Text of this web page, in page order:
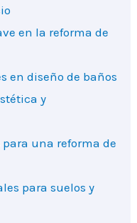
en la reforma de
en diseño de baños
y
una reforma de
para suelos y